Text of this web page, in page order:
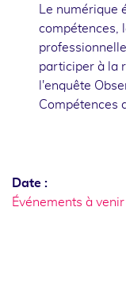
Le numérique
compétences,
participer à la
l'enquête
Compétences
Date :
Événements à venir